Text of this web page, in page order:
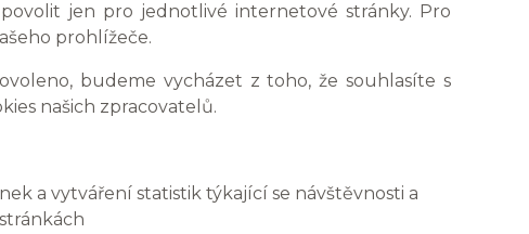
jen pro jednotlivé internetové stránky. Pro
prohlížeče.
budeme vycházet z toho, že souhlasíte s
našich zpracovatelů.
a vytváření statistik týkající se návštěvnosti a